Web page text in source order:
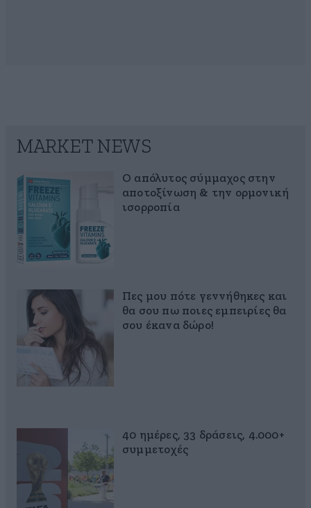
MARKET NEWS
Ο απόλυτος σύμμαχος στην
αποτοξίνωση & την ορμονική
ισορροπία
Πες μου πότε γεννήθηκες και
θα σου πω ποιες εμπειρίες θα
σου έκανα δώρο!
40 ημέρες, 33 δράσεις, 4.000+
συμμετοχές